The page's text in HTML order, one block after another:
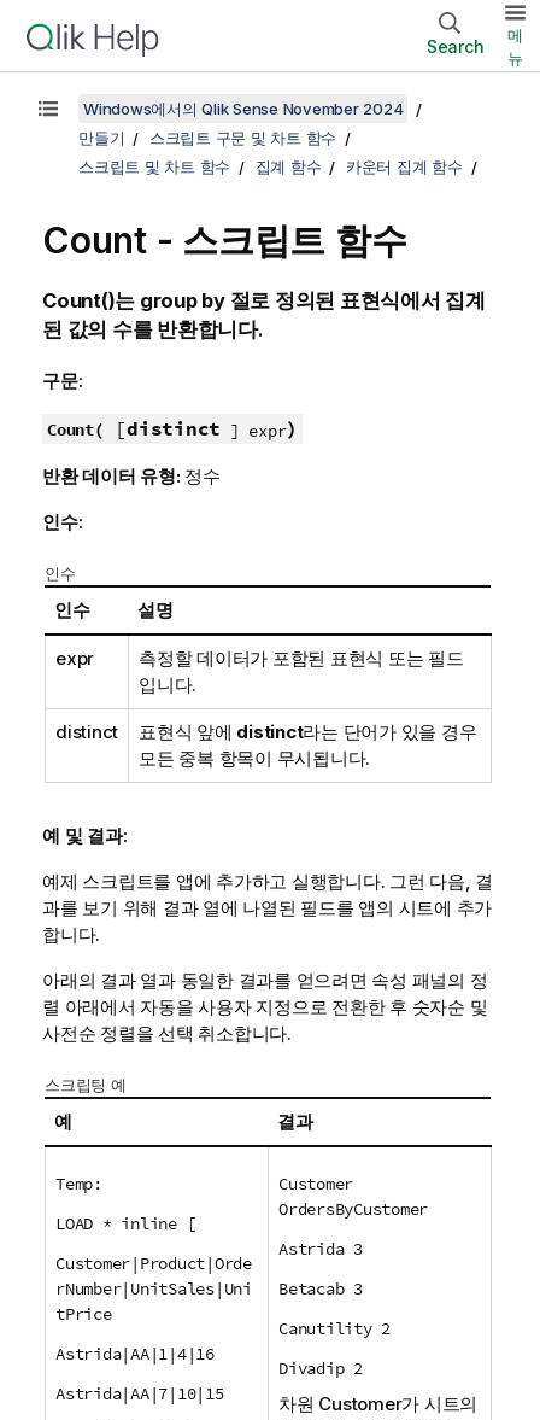
Search
메
뉴
Windows에서의 Qlik Sense November 2024
만들기
스크립트 구문 및 차트 함수
스크립트 및 차트 함수
집계 함수 카운터 집계 함수
Count - 스크립트 함수
Count()는 group by절로 정의된 표현식에서 집계
된 값의 수를 반환합니다.
구문:
Count( [distinct ] expr)
반환 데이터 유형: 정수
인수:
인수
인수 설명
expr
측정할 데이터가 포함된 표현식 또는 필드
입니다.
distinct 표현식 앞에 distinct라는 단어가 있을 경우
모든 중복 항목이 무시됩니다.
예 및 결과:
예제 스크립트를 앱에 추가하고 실행합니다. 그런 다음, 결
과를 보기 위해 결과 열에 나열된 필드를 앱의 시트에 추가
합니다.
아래의 결과 열과 동일한 결과를 얻으려면 속성 패널의 정
렬 아래에서 자동을 사용자 지정으로 전환한 후 숫자순 및
사전순 정렬을 선택 취소합니다.
스크립팅 예
예 결과
Temp:
LOAD * inline [
Customer|Product|Orde
rNumber|UnitSales|Uni
tPrice
Astrida|AA|1|4|16
Astrida|AA|7|10|15
Customer
OrdersByCustomer
Astrida 3
Betacab 3
Canutility 2
Divadip 2
차원 Customer가 시트의